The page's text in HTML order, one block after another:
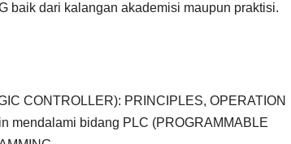
baik dari kalangan akademisi maupun praktisi.
CONTROLLER): PRINCIPLES, OPERATION
mendalami bidang PLC (PROGRAMMABLE